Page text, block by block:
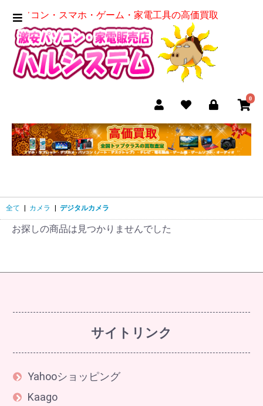
パソコン・スマホ・ゲーム・家電工具の高価買取
0
全て | カメラ | デジタルカメラ
お探しの商品は見つかりませんでした
サイトリンク
Yahooショッピング
Kaago